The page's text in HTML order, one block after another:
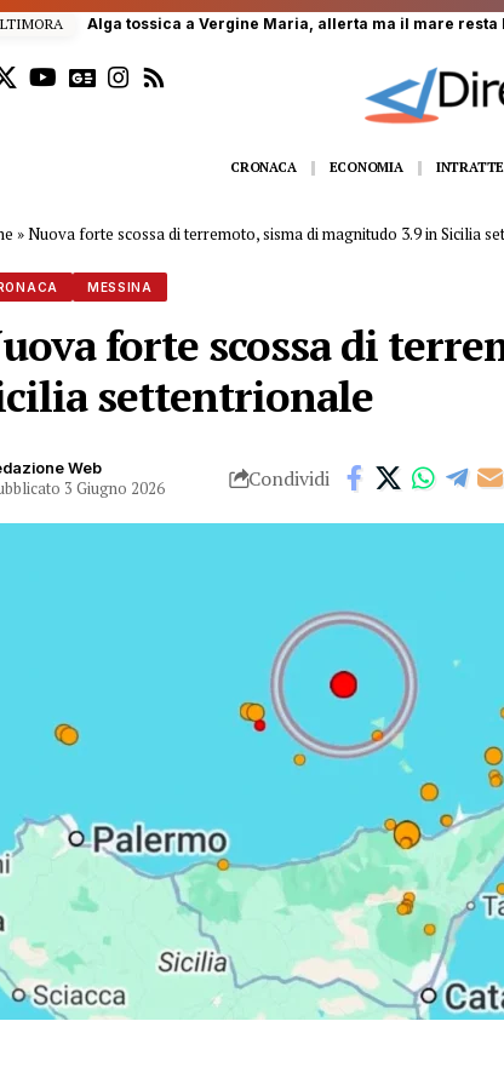
Terna, 60 studenti siciliani coinvolti nella
CRONACA ECONOMIA
»Nuova forte scossa di terremoto, sisma di magnitudo 3.9 in Sicilia
MESSINA
forte scossa di
settentrionale
Web
3 Giugno 2026 Condividi